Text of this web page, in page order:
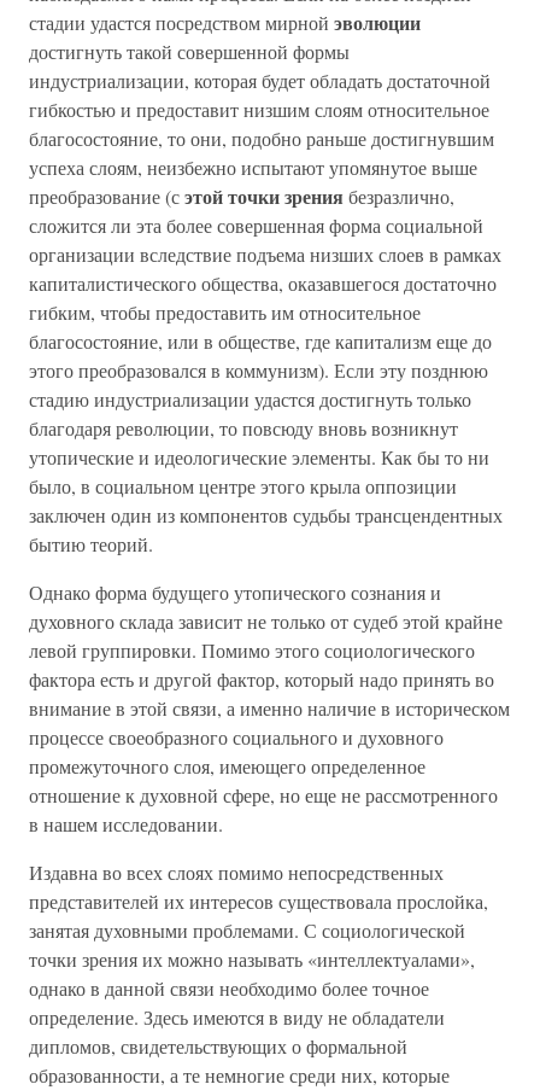
стадии удастся посредством мирной эволюции
достигнуть такой совершенной формы
индустриализации, которая будет обладать достаточной
гибкостью и предоставит низшим слоям относительное
благосостояние, то они, подобно раньше достигнувшим
успеха слоям, неизбежно испытают упомянутое выше
преобразование (сэтой точки зрения безразлично,
сложится ли эта более совершенная форма социальной
организации вследствие подъема низших слоев в рамках
капиталистического общества, оказавшегося достаточно
гибким, чтобы предоставить им относительное
благосостояние, или в обществе, где капитализм еще до
этого преобразовался в коммунизм). Если эту позднюю
стадию индустриализации удастся достигнуть только
благодаря революции, то повсюду вновь возникнут
утопические и идеологические элементы. Как бы то ни
было, в социальном центре этого крыла оппозиции
заключен один из компонентов судьбы трансцендентных
бытию теорий.
Однако форма будущего утопического сознания и
духовного склада зависит не только от судеб этой крайне
левой группировки. Помимо этого социологического
фактора есть и другой фактор, который надо принять во
внимание в этой связи, а именно наличие в историческом
процессе своеобразного социального и духовного
промежуточного слоя, имеющего определенное
отношение к духовной сфере, но еще не рассмотренного
в нашем исследовании.
Издавна во всех слоях помимо непосредственных
представителей их интересов существовала прослойка,
занятая духовными проблемами. С социологической
точки зрения их можно называть «интеллектуалами»,
однако в данной связи необходимо более точное
определение. Здесь имеются в виду не обладатели
дипломов, свидетельствующих о формальной
образованности, а те немногие среди них, которые